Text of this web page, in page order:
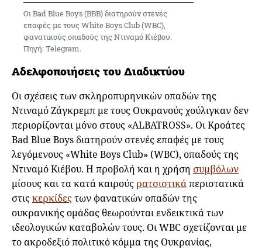
Οι Bad Blue Boys (ΒΒΒ) διατηρούν στενές
επαφές με τους White Boys Club (WBC),
φανατικούς οπαδούς της Ντιναμό Κιέβου.
Πηγή: Telegram.
Αδελφοποιήσεις του Διαδικτύου
Οι σχέσεις των σκληροπυρηνικών οπαδών της
Ντιναμό Ζάγκρεμπ με τους Ουκρανούς χούλιγκαν δεν
περιορίζονται μόνο στους «ALBATROSS». Οι Κροάτες
Bad Blue Boys διατηρούν στενές επαφές με τους
λεγόμενους «White Boys Club» (WBC), οπαδούς της
Ντιναμό Κιέβου. Η προβολή και η χρήση συμβόλων
μίσους και τα κατά καιρούς ρατσιστικάπεριστατικά
στιςκερκίδεςτων φανατικών οπαδών της
ουκρανικής ομάδας θεωρούνται ενδεικτικά των
ιδεολογικών καταβολών τους. Οι WBC σχετίζονται με
το ακροδεξιό πολιτικό κόμμα της Ουκρανίας,